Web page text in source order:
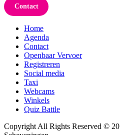
Contact
Home
Agenda
Contact
Openbaar Vervoer
Registreren
Social media
Taxi
Webcams
Winkels
Quiz Battle
Copyright All Rights Reserved ©